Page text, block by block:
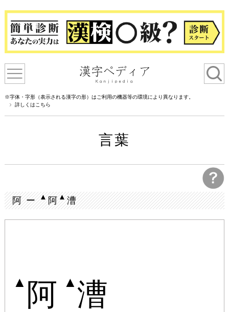
※字体・字形（表示される漢字の形）はご利用の機器等の環境により異なります。
詳しくはこちら
言葉
阿 ー▲阿▲漕
▲ 阿 ▲ 漕